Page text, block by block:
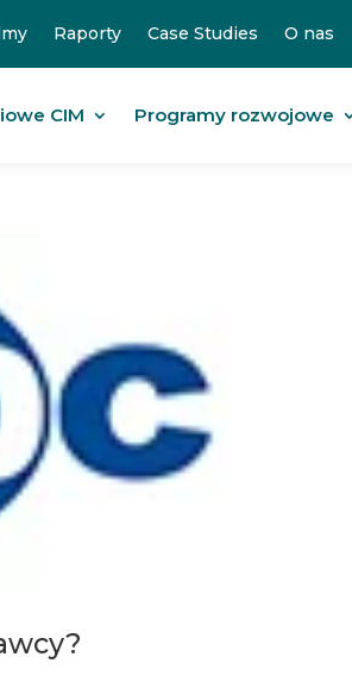
Raporty Case Studies O nas
CIM Programy rozwojowe